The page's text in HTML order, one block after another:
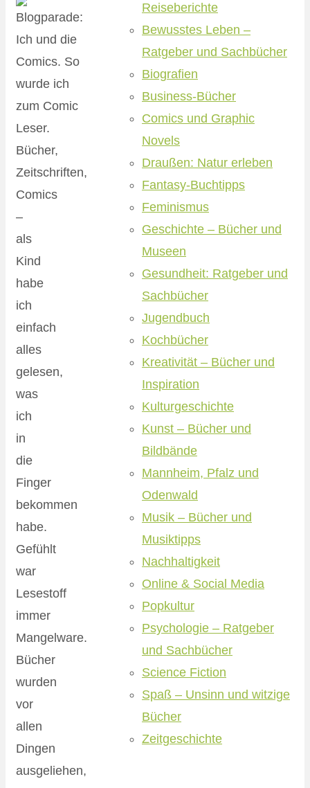
Bücher,
Zeitschriften,
Comics
–
als
Kind
habe
ich
einfach
alles
gelesen,
was
ich
in
die
Finger
bekommen
habe.
Gefühlt
war
Lesestoff
immer
Mangelware.
Bücher
wurden
vor
allen
Dingen
ausgeliehen,
Reiseberichte
Bewusstes Leben –
Ratgeber und Sachbücher
Biografien
Business-Bücher
Comics und Graphic
Novels
Draußen: Natur erleben
Fantasy-Buchtipps
Feminismus
Geschichte – Bücher und
Museen
Gesundheit: Ratgeber und
Sachbücher
Jugendbuch
Kochbücher
Kreativität – Bücher und
Inspiration
Kulturgeschichte
Kunst – Bücher und
Bildbände
Mannheim, Pfalz und
Odenwald
Musik – Bücher und
Musiktipps
Nachhaltigkeit
Online & Social Media
Popkultur
Psychologie – Ratgeber
und Sachbücher
Science Fiction
Spaß – Unsinn und witzige
Bücher
Zeitgeschichte